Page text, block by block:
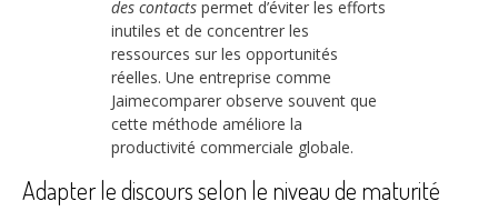
des contacts permet d’éviter les efforts
inutiles et de concentrer les
ressources sur les opportunités
réelles. Une entreprise comme
Jaimecomparer observe souvent que
cette méthode améliore la
productivité commerciale globale.
Adapter le discours selon le niveau de maturité